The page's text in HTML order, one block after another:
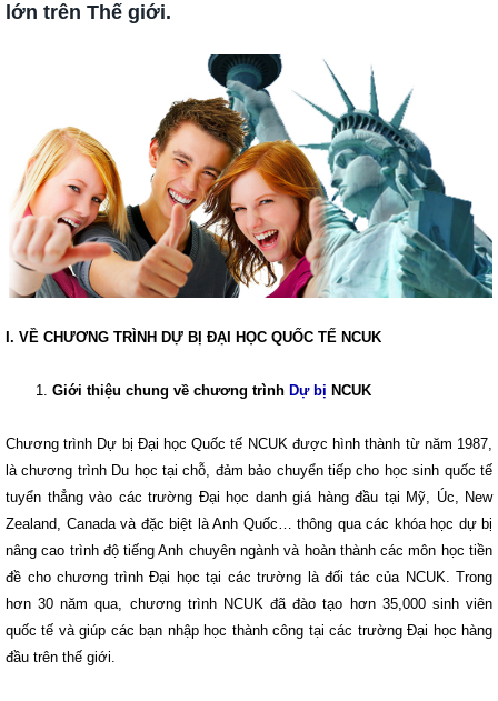
lớn trên Thế giới.
I. VỀ CHƯƠNG TRÌNH DỰ BỊ ĐẠI HỌC QUỐC TẾ NCUK
Giới thiệu chung về chương trình Dự bị NCUK
Chương trình Dự bị Đại học Quốc tế NCUK được hình thành từ năm 1987,
là chương trình Du học tại chỗ, đảm bảo chuyển tiếp cho học sinh quốc tế
tuyển thẳng vào các trường Đại học danh giá hàng đầu tại Mỹ, Úc, New
Zealand, Canada và đặc biệt là Anh Quốc… thông qua các khóa học dự bị
nâng cao trình độ tiếng Anh chuyên ngành và hoàn thành các môn học tiền
đề cho chương trình Đại học tại các trường là đối tác của NCUK. Trong
hơn 30 năm qua, chương trình NCUK đã đào tạo hơn 35,000 sinh viên
quốc tế và giúp các bạn nhập học thành công tại các trường Đại học hàng
đầu trên thế giới.